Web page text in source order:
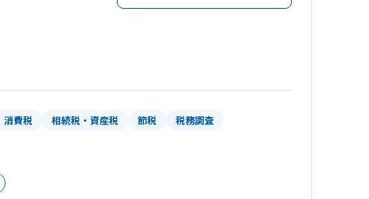
消費税 相続税・資産税 節税
税務調査